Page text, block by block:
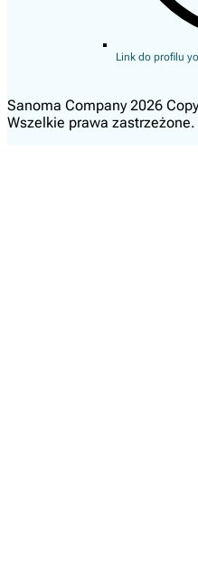
Link do profilu
Sanoma Company 2026
Wszelkie prawa zastrzeżone.